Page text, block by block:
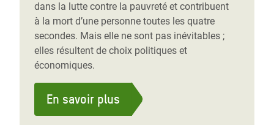
dans la lutte contre la pauvreté et contribuent
à la mort d’une personne toutes les quatre
secondes. Mais elle ne sont pas inévitables ;
elles résultent de choix politiques et
économiques.
En savoir plus